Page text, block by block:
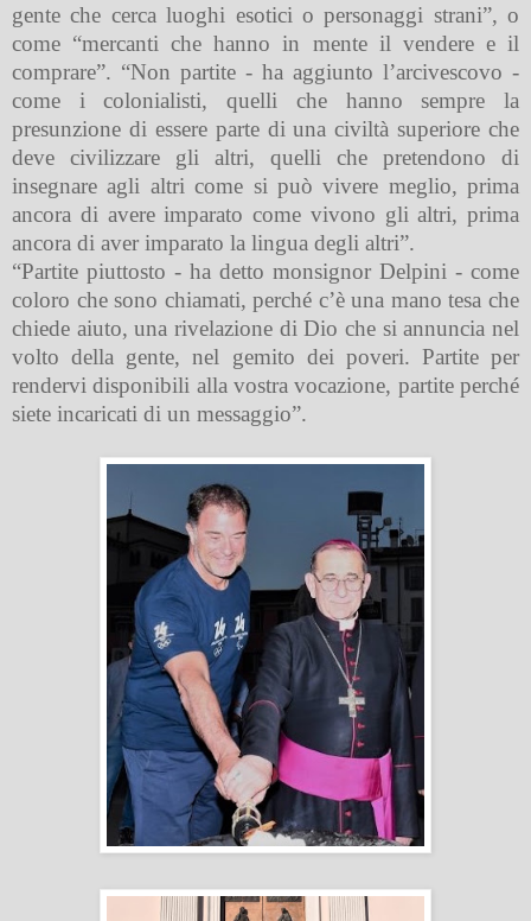
gente che cerca luoghi esotici o personaggi strani”, o
come “mercanti che hanno in mente il vendere e il
comprare”. “Non partite - ha aggiunto l’arcivescovo -
come i colonialisti, quelli che hanno sempre la
presunzione di essere parte di una civiltà superiore che
deve civilizzare gli altri, quelli che pretendono di
insegnare agli altri come si può vivere meglio, prima
ancora di avere imparato come vivono gli altri, prima
ancora di aver imparato la lingua degli altri”.
“Partite piuttosto - ha detto monsignor Delpini - come
coloro che sono chiamati, perché c’è una mano tesa che
chiede aiuto, una rivelazione di Dio che si annuncia nel
volto della gente, nel gemito dei poveri. Partite per
rendervi disponibili alla vostra vocazione, partite perché
siete incaricati di un messaggio”.